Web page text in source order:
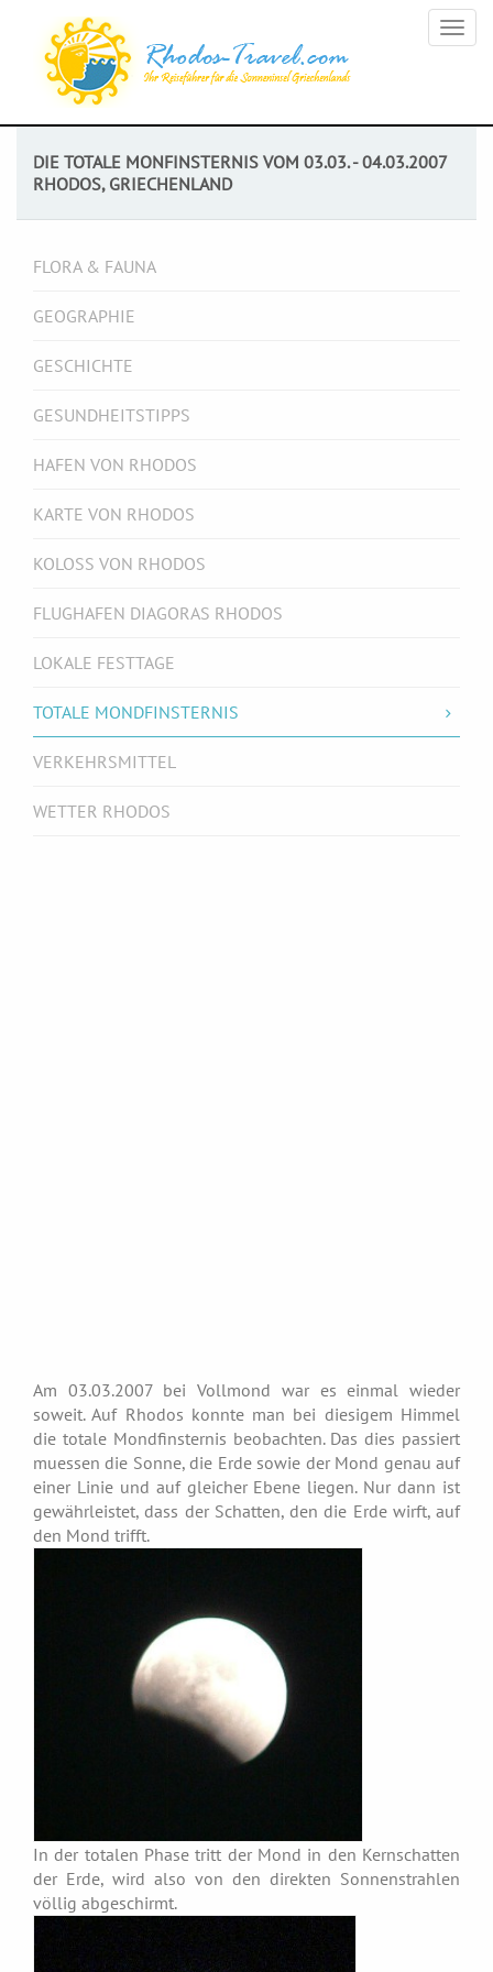
DIE TOTALE MONFINSTERNIS VOM 03.03. - 04.03.2007
RHODOS, GRIECHENLAND
FLORA & FAUNA
GEOGRAPHIE
GESCHICHTE
GESUNDHEITSTIPPS
HAFEN VON RHODOS
KARTE VON RHODOS
KOLOSS VON RHODOS
FLUGHAFEN DIAGORAS RHODOS
LOKALE FESTTAGE
TOTALE MONDFINSTERNIS
VERKEHRSMITTEL
WETTER RHODOS
Am 03.03.2007 bei Vollmond war es einmal wieder
soweit. Auf Rhodos konnte man bei diesigem Himmel
die totale Mondfinsternis beobachten. Das dies passiert
muessen die Sonne, die Erde sowie der Mond genau auf
einer Linie und auf gleicher Ebene liegen. Nur dann ist
gewährleistet, dass der Schatten, den die Erde wirft, auf
den Mond trifft.
In der totalen Phase tritt der Mond in den Kernschatten
der Erde, wird also von den direkten Sonnenstrahlen
völlig abgeschirmt.